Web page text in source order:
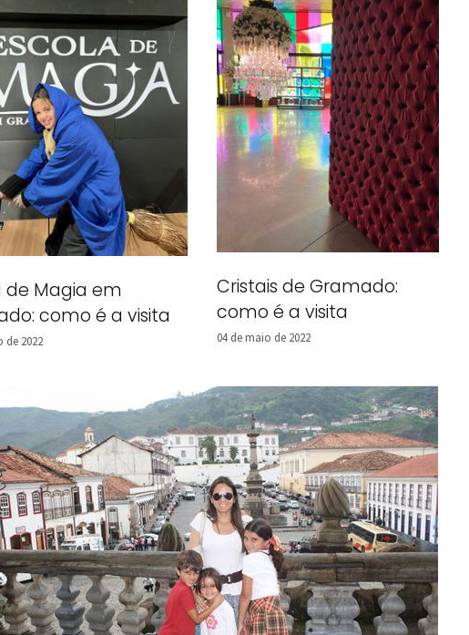
de Magia em
como é a visita
de 2022
Cristais de Gramado:
como é a visita
04 de maio de 2022